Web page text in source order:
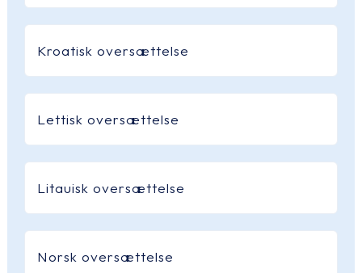
Kroatisk oversættelse
Lettisk oversættelse
Litauisk oversættelse
Norsk oversættelse